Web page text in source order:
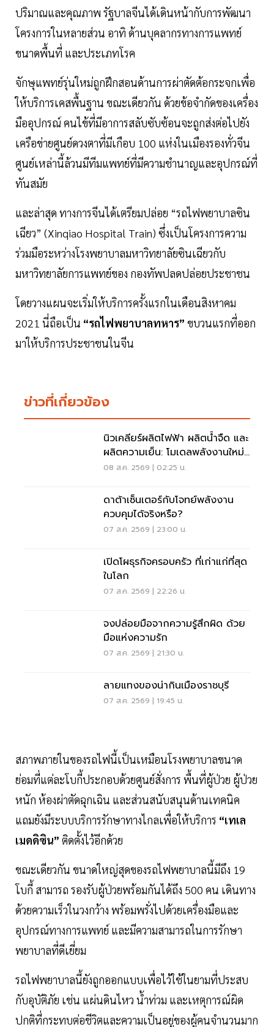
ปริมาณและคุณภาพ รัฐบาลจีนได้เดินหน้ากับการพัฒนา
โครงการในหลายส่วน อาทิ ด้านบุคลากรทางการแพทย์
ขนาดพื้นที่ และประเภทโรค
จักษุแพทย์รุ่นใหม่ถูกฝึกสอนด้านการผ่าตัดต้อกระจกเพื่อ
ให้บริการเคสพื้นฐาน ขณะเดียวกัน ด้วยข้อจำกัดของเครื่อง
มืออุปกรณ์ คนไข้ที่มีอาการสลับซับซ้อนจะถูกส่งต่อไปยัง
เครือข่ายศูนย์ดวงตาที่มีเกือบ 100 แห่งในเมืองรองทั่วจีน
ศูนย์เหล่านี้ล้วนมีทีมแพทย์ที่มีความชำนาญและอุปกรณ์ที่
ทันสมัย
และล่าสุด ทางการจีนได้เตรียมปล่อย “รถไฟพยาบาลซิน
เฉียว” (Xinqiao Hospital Train) ซึ่งเป็นโครงการความ
ร่วมมือระหว่างโรงพยาบาลมหาวิทยาลัยซินเฉียวกับ
มหาวิทยาลัยการแพทย์ของ กองทัพปลดปล่อยประชาชน
โดยวางแผนจะเริ่มให้บริการครั้งแรกในเดือนสิงหาคม
2021 นี่ถือเป็น “รถไฟพยาบาลทหาร” ขบวนแรกที่ออก
มาให้บริการประชาชนในจีน
ข่าวที่เกี่ยวข้อง
นิวเคลียร์ผลิตไฟฟ้า ผลิตน้ำจืด และ
ผลิตความเย็น: โมเดลพลังงานใหม่
สำหรับ AI Data Center แห่ง
08 ส.ค. 2569 | 02:25 น.
ดาต้าเซ็นเตอร์กับโจทย์พลังงาน
ควบคุมได้จริงหรือ?
07 ส.ค. 2569 | 23:00 น.
เปิดโผธุรกิจครอบครัว ที่เก่าแก่ที่สุด
ในโลก
07 ส.ค. 2569 | 22:26 น.
จงปล่อยมือจากความรู้สึกผิด ด้วย
มือแห่งความรัก
07 ส.ค. 2569 | 21:30 น.
ลายแทงของน่ากินเมืองราชบุรี
07 ส.ค. 2569 | 19:45 น.
สภาพภายในของรถไฟนี้เป็นเหมือนโรงพยาบาลขนาด
ย่อมที่แต่ละโบกี้ประกอบด้วยศูนย์สั่งการ พื้นที่ผู้ป่วย ผู้ป่วย
หนัก ห้องผ่าตัดฉุกเฉิน และส่วนสนับสนุนด้านเทคนิค
แถมยังมีระบบบริการรักษาทางไกลเพื่อให้บริการ “เทเล
เมดดิซิน” ติดตั้งไว้อีกด้วย
ขณะเดียวกัน ขนาดใหญ่สุดของรถไฟพยาบาลนี้มีถึง 19
โบกี้ สามารถ รองรับผู้ป่วยพร้อมกันได้ถึง 500 คน เดินทาง
ด้วยความเร็วในวงกว้าง พร้อมพรั่งไปด้วยเครื่องมือและ
อุปกรณ์ทางการแพทย์ และมีความสามารถในการรักษา
พยาบาลที่ดีเยี่ยม
รถไฟพยาบาลนี้ยังถูกออกแบบเพื่อไว้ใช้ในยามที่ประสบ
กับอุบัติภัย เช่น แผ่นดินไหว นํ้าท่วม และเหตุการณ์ผิด
ปกติที่กระทบต่อชีวิตและความเป็นอยู่ของผู้คนจำนวนมาก